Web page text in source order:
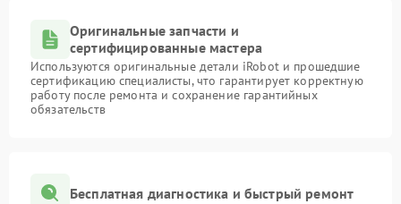
Оригинальные запчасти и
сертифицированные мастера
Используются оригинальные детали iRobot и прошедшие
сертификацию специалисты, что гарантирует корректную
работу после ремонта и сохранение гарантийных
обязательств
Бесплатная диагностика и быстрый ремонт